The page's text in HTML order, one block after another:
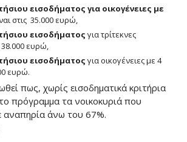
εισοδήματος για οικογένειες με
στις 35.000 ευρώ,
εισοδήματοςγια τρίτεκνες
38.000 ευρώ,
εισοδήματοςγια οικογένειες με 4
ευρώ.
πως, χωρίς εισοδηματικά κριτήρια
πρόγραμμα τα νοικοκυριά που
αναπηρία άνω του 67%.